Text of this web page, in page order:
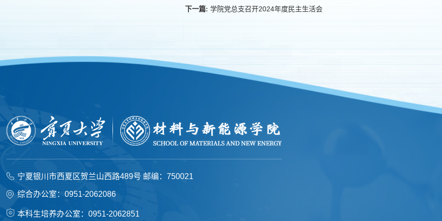
下一篇:学院党总支召开2024年度民主生活会
宁夏银川市西夏区贺兰山西路489号 邮编：750021
综合办公室：0951-2062086
本科生培养办公室：0951-2062851